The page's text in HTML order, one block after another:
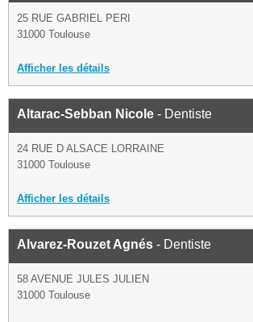
25 RUE GABRIEL PERI
31000 Toulouse
Afficher les détails
Altarac-Sebban Nicole - Dentiste
24 RUE D ALSACE LORRAINE
31000 Toulouse
Afficher les détails
Alvarez-Rouzet Agnés - Dentiste
58 AVENUE JULES JULIEN
31000 Toulouse